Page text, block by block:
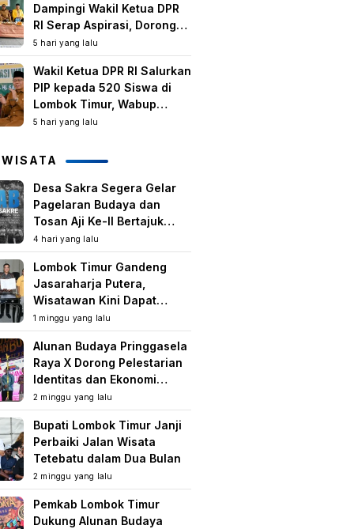
Dampingi Wakil Ketua DPR
RI Serap Aspirasi, Dorong
Program Strategis untuk
Kesejahteraan Masyarakat
5 hari yang lalu
Wakil Ketua DPR RI Salurkan
PIP kepada 520 Siswa di
Lombok Timur, Wabup
Tekankan Pentingnya
Pencegahan Perkawinan
5 hari yang lalu
Desa Sakra Segera Gelar
Pagelaran Budaya dan
Tosan Aji Ke-II Bertajuk
Samuhita Sakre
4 hari yang lalu
Lombok Timur Gandeng
Jasaraharja Putera,
Wisatawan Kini Dapat
Perlindungan Asuransi di
Destinasi Wisata
1 minggu yang lalu
Alunan Budaya Pringgasela
Raya X Dorong Pelestarian
Identitas dan Ekonomi
Masyarakat
2 minggu yang lalu
Bupati Lombok Timur Janji
Perbaiki Jalan Wisata
Tetebatu dalam Dua Bulan
2 minggu yang lalu
Pemkab Lombok Timur
Dukung Alunan Budaya